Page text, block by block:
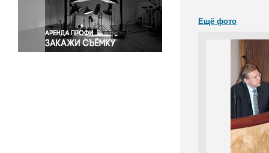
Экология
Экономика и бизнес
Ещё фото